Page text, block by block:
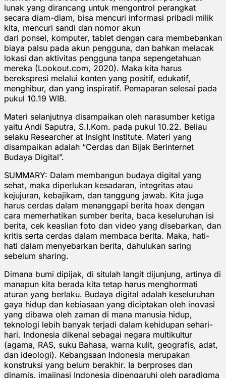
lunak yang dirancang untuk mengontrol perangkat
secara diam-diam, bisa mencuri informasi pribadi milik
kita, mencuri sandi dan nomor akun
dari ponsel, komputer, tablet dengan cara membebankan
biaya palsu pada akun pengguna, dan bahkan melacak
lokasi dan aktivitas pengguna tanpa sepengetahuan
mereka (Lookout.com, 2020). Maka kita harus
berekspresi melalui konten yang positif, edukatif,
menghibur, dan yang inspiratif. Pemaparan selesai pada
pukul 10.19 WIB.
Materi selanjutnya disampaikan oleh narasumber ketiga
yaitu Andi Saputra, S.I.Kom. pada pukul 10.22. Beliau
selaku Researcher at Insight Institute. Materi yang
disampaikan adalah “Cerdas dan Bijak Berinternet
Budaya Digital”.
SUMMARY: Dalam membangun budaya digital yang
sehat, maka diperlukan kesadaran, integritas atau
kejujuran, kebajikam, dan tanggung jawab. Kita juga
harus cerdas dalam menanggapi berita hoax dengan
cara memerhatikan sumber berita, baca keseluruhan isi
berita, cek keaslian foto dan video yang disebarkan, dan
kritis serta cerdas dalam membaca berita. Maka, hati-
hati dalam menyebarkan berita, dahulukan saring
sebelum sharing.
Dimana bumi dipijak, di situlah langit dijunjung, artinya di
manapun kita berada kita tetap harus menghormati
aturan yang berlaku. Budaya digital adalah keseluruhan
gaya hidup dan kebiasaan yang diciptakan oleh inovasi
yang dibawa oleh zaman di mana manusia hidup,
teknologi lebih banyak terjadi dalam kehidupan sehari-
hari. Indonesia dikenal sebagai negara multikultur
(agama, RAS, suku Bahasa, warna kulit, geografis, adat,
dan ideologi). Kebangsaan Indonesia merupakan
konstruksi yang belum berakhir. Ia berproses dan
dinamis, imajinasi Indonesia dipengaruhi oleh paradigma